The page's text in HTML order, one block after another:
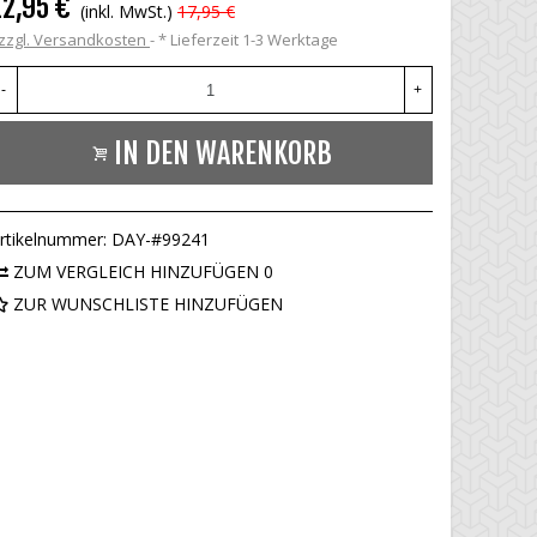
€ (inkl. MwSt.) 17,95 €
Versandkosten * Lieferzeit 1-3 Werktage
- +
IN DEN WARENKORB
DAY-#99241
ZUM VERGLEICH HINZUFÜGEN 0
ZUR WUNSCHLISTE HINZUFÜGEN